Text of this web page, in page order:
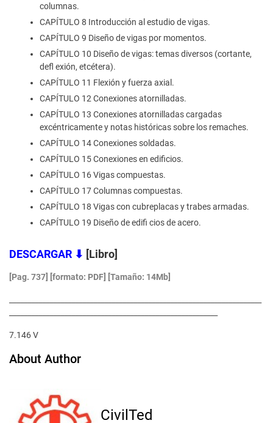
columnas.
CAPÍTULO 8 Introducción al estudio de vigas.
CAPÍTULO 9 Diseño de vigas por momentos.
CAPÍTULO 10 Diseño de vigas: temas diversos (cortante,
defl exión, etcétera).
CAPÍTULO 11 Flexión y fuerza axial.
CAPÍTULO 12 Conexiones atornilladas.
CAPÍTULO 13 Conexiones atornilladas cargadas
excéntricamente y notas históricas sobre los remaches.
CAPÍTULO 14 Conexiones soldadas.
CAPÍTULO 15 Conexiones en edificios.
CAPÍTULO 16 Vigas compuestas.
CAPÍTULO 17 Columnas compuestas.
CAPÍTULO 18 Vigas con cubreplacas y trabes armadas.
CAPÍTULO 19 Diseño de edifi cios de acero.
DESCARGAR ⬇ [Libro]
[Pag. 737] [formato: PDF] [Tamaño: 14Mb]
7.146 V
About Author
CivilTed